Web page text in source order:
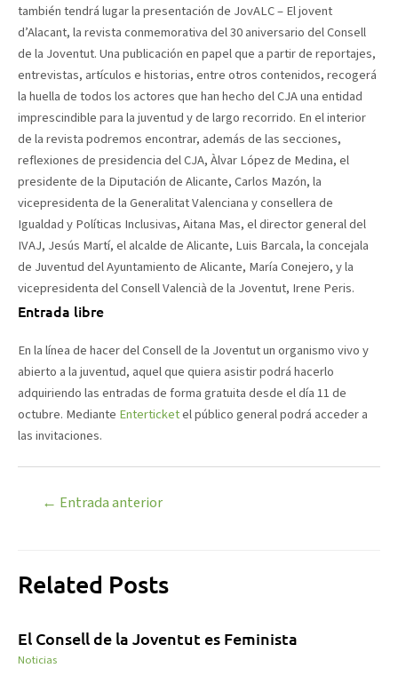
también tendrá lugar la presentación de JovALC – El jovent
d’Alacant, la revista conmemorativa del 30 aniversario del Consell
de la Joventut. Una publicación en papel que a partir de reportajes,
entrevistas, artículos e historias, entre otros contenidos, recogerá
la huella de todos los actores que han hecho del CJA una entidad
imprescindible para la juventud y de largo recorrido. En el interior
de la revista podremos encontrar, además de las secciones,
reflexiones de presidencia del CJA, Àlvar López de Medina, el
presidente de la Diputación de Alicante, Carlos Mazón, la
vicepresidenta de la Generalitat Valenciana y consellera de
Igualdad y Políticas Inclusivas, Aitana Mas, el director general del
IVAJ, Jesús Martí, el alcalde de Alicante, Luis Barcala, la concejala
de Juventud del Ayuntamiento de Alicante, María Conejero, y la
vicepresidenta del Consell Valencià de la Joventut, Irene Peris.
Entrada libre
En la línea de hacer del Consell de la Joventut un organismo vivo y
abierto a la juventud, aquel que quiera asistir podrá hacerlo
adquiriendo las entradas de forma gratuita desde el día 11 de
octubre. Mediante Enterticketel público general podrá acceder a
las invitaciones.
← Entrada anterior
Related Posts
El Consell de la Joventut es Feminista
Noticias